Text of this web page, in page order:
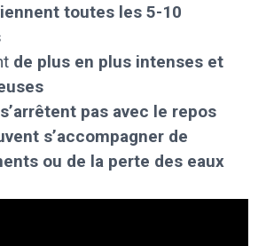
toutes les 5-10
de plus en plus intenses et
pas avec le repos
s’accompagner de
ou de la perte des eaux